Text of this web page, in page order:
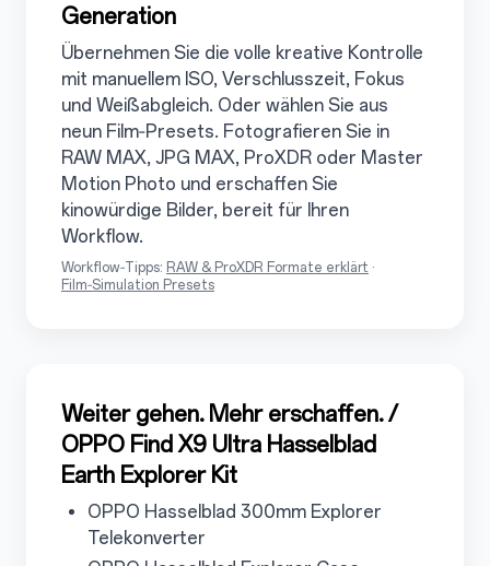
Generation
Übernehmen Sie die volle kreative Kontrolle
mit manuellem ISO, Verschlusszeit, Fokus
und Weißabgleich. Oder wählen Sie aus
neun Film‑Presets. Fotografieren Sie in
RAW MAX, JPG MAX, ProXDR oder Master
Motion Photo und erschaffen Sie
kinowürdige Bilder, bereit für Ihren
Workflow.
Workflow‑Tipps: RAW & ProXDR Formate erklärt ·
Film‑Simulation Presets
3.4
Weiter gehen. Mehr erschaffen. /
OPPO Find X9 Ultra Hasselblad
Earth Explorer Kit
3.4.1
OPPO Hasselblad 300mm Explorer
Telekonverter